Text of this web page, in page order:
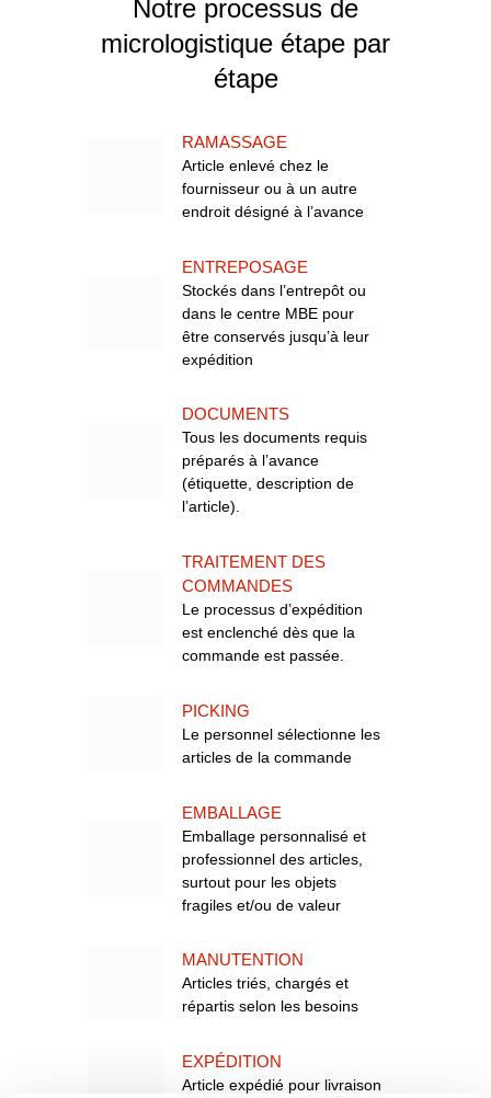
Notre processus de
micrologistique étape par
étape
RAMASSAGE
Article enlevé chez le
fournisseur ou à un autre
endroit désigné à l’avance
ENTREPOSAGE
Stockés dans l’entrepôt ou
dans le centre MBE pour
être conservés jusqu’à leur
expédition
DOCUMENTS
Tous les documents requis
préparés à l’avance
(étiquette, description de
l’article).
TRAITEMENT DES
COMMANDES
Le processus d’expédition
est enclenché dès que la
commande est passée.
PICKING
Le personnel sélectionne les
articles de la commande
EMBALLAGE
Emballage personnalisé et
professionnel des articles,
surtout pour les objets
fragiles et/ou de valeur
MANUTENTION
Articles triés, chargés et
répartis selon les besoins
EXPÉDITION
Article expédié pour livraison